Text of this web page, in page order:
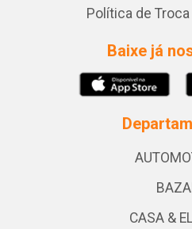
Política de
Baixe já
CASA &